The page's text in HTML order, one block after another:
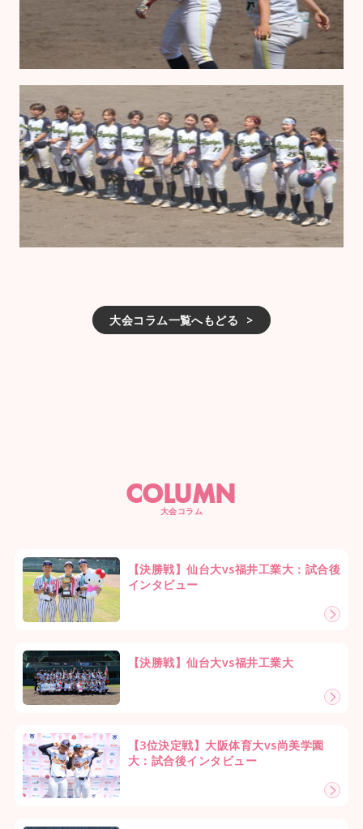
大会コラム一覧へもどる
COLUMN
大会コラム
【決勝戦】仙台大vs福井工業大：試合後
インタビュー
【決勝戦】仙台大vs福井工業大
【3位決定戦】大阪体育大vs尚美学園
大：試合後インタビュー